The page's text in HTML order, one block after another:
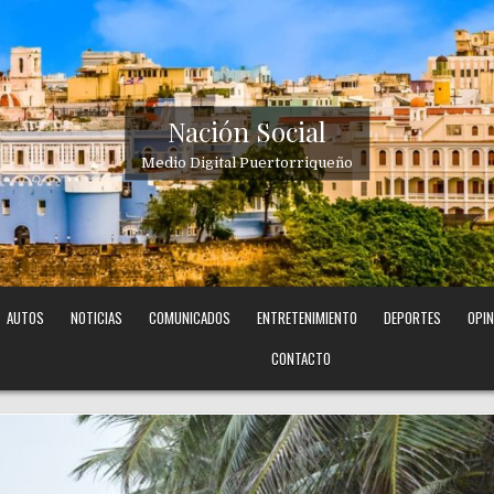
Nación Social
Medio Digital Puertorriqueño
AUTOS NOTICIAS COMUNICADOS ENTRETENIMIENTO DEPORTES
CONTACTO